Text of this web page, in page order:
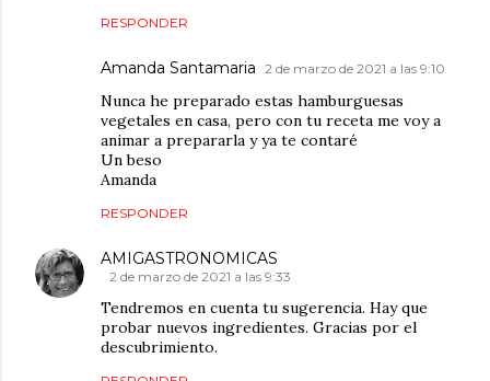
RESPONDER
Amanda Santamaria 2 de marzo de 2021 a las 9:10
Nunca he preparado estas hamburguesas
vegetales en casa, pero con tu receta me voy a
animar a prepararla y ya te contaré
Un beso
Amanda
RESPONDER
AMIGASTRONOMICAS
2 de marzo de 2021 a las 9:33
Tendremos en cuenta tu sugerencia. Hay que
probar nuevos ingredientes. Gracias por el
descubrimiento.